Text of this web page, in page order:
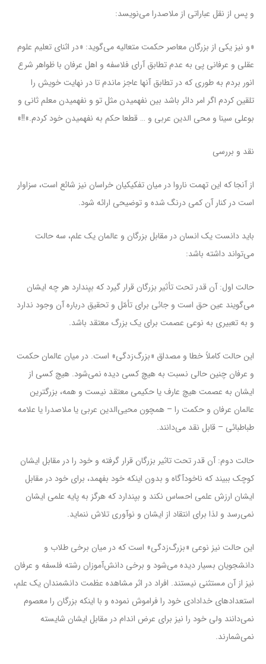
و پس از نقل عباراتی از ملاصدرا می‌نویسد:
«و نیز یکی از بزرگان معاصر حکمت متعالیه می‌گوید: «در اثنای تعلیم علوم
عقلی و عرفانی پی به عدم تطابق آرای فلاسفه و اهل عرفان با ظواهر شرع
انور بردم به طوری که در تطابق آنها عاجز ماندم تا در نهایت خویش را
تلقین کردم اگر امر دائر باشد بین نفهمیدن مثل تو و نفهمیدن معلم ثانی و
بوعلی سینا و محی الدین عربی و … قطعا حکم به نفهمیدن خود کردم.»!!»
نقد و بررسی
از آنجا که این تهمت ناروا در میان تفکیکیان خراسان نیز شائع است، سزاوار
است در کنار آن کمی درنگ شده و توضیحی ارائه شود.
باید دانست یک انسان در مقابل بزرگان و عالمان یک علم، سه حالت
می‌تواند داشته باشد:
حالت اول: آن قدر تحت تأثیر بزرگان قرار گیرد که بپندارد هر چه ایشان
می‌گویند عین حق است و جائی برای تأمّل و تحقیق درباره آن وجود ندارد
و به تعبیری به نوعی عصمت برای یک بزرگ معتقد باشد.
این حالت کاملاً خطا و مصداق «بزرگ‌زدگی» است. در میان عالمان حکمت
و عرفان چنین حالی نسبت به هیچ کسی دیده نمی‌شود. هیچ کسی از
ایشان به عصمت هیچ عارف یا حکیمی معتقد نیست و همه، بزرگترین
عالمان عرفان و حکمت را – همچون محیی‌الدین عربی یا ملاصدرا یا علامه
طباطبائی – قابل نقد می‌دانند.
حالت دوم: آن قدر تحت تاثیر بزرگان قرار گرفته و خود را در مقابل ایشان
کوچک ببیند که ناخودآگاه و بدون اینکه خود بفهمد، برای خود در مقابل
ایشان ارزش علمی احساس نکند و بپندارد که هرگز به پایه علمی ایشان
نمی‌رسد و لذا برای انتقاد از ایشان و نوآوری تلاش ننماید.
این حالت نیز نوعی «بزرگ‌زدگی» است که در میان برخی طلاب و
دانشجویان بسیار دیده می‌شود و برخی دانش‌آموزان رشته فلسفه و عرفان
نیز از آن مستثنی نیستند. افراد در اثر مشاهده عظمت دانشمندان یک علم،
استعدادهای خدادادی خود را فراموش نموده و با اینکه بزرگان را معصوم
نمی‌دانند ولی خود را نیز برای عرض اندام در مقابل ایشان شایسته
نمی‌شمارند.